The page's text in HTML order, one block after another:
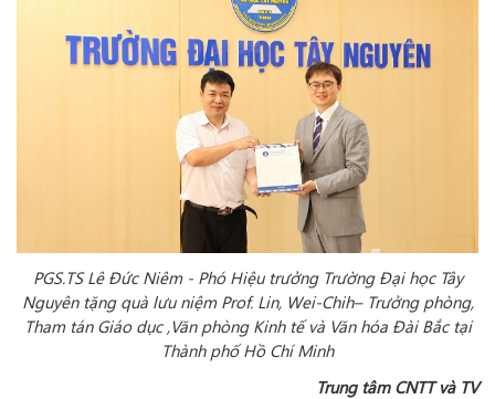
PGS.TS Lê Đức Niêm - Phó Hiệu trưởng Trường Đại học Tây
Nguyên tặng quà lưu niệm Prof. Lin, Wei-Chih– Trưởng phòng,
Tham tán Giáo dục ,Văn phòng Kinh tế và Văn hóa Đài Bắc tại
Thành phố Hồ Chí Minh
Trung tâm CNTT và TV